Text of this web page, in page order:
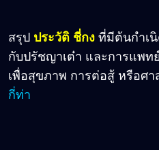
สรุป ประวัติ ชี่กง ที่มีต้นกำเ
กับปรัชญาเต๋า และการแพ
เพื่อสุขภาพ การต่อสู้ หรือศ
กี่ท่า